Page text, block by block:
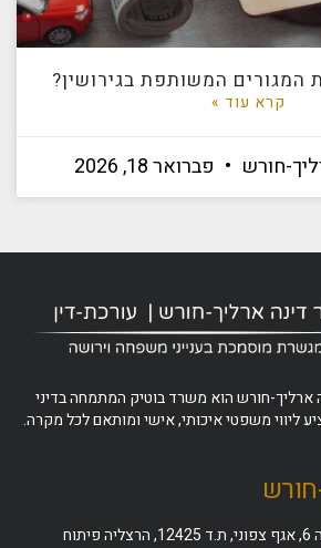
המגורים המשותפת בגירושין?
קרא עוד »
חורש פברואר 18, 2026
חורש הוא משרד בוטיק המתמחה בדיני
ליווי משפטי איכותי, אישי ומותאם לכל מקרה.